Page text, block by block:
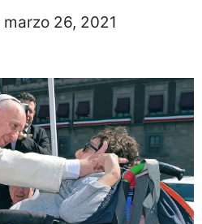
marzo 26, 2021